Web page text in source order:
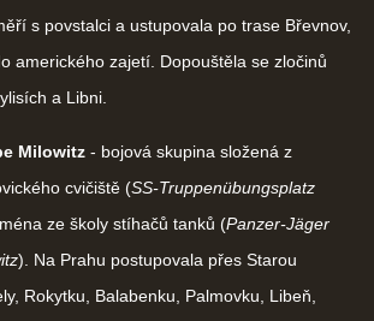
s povstalci a ustupovala po trase Břevnov,
amerického zajetí. Dopouštěla se zločinů
a Libni.
Milowitz - bojová skupina složená z
cvičiště (SS-Truppenübungsplatz
ze školy stíhačů tanků (Panzer-Jäger
). Na Prahu postupovala přes Starou
Rokytku, Balabenku, Palmovku, Libeň,